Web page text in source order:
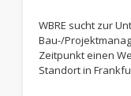
WBRE sucht zur
Bau-/
Zeitpunkt einen
Standort in